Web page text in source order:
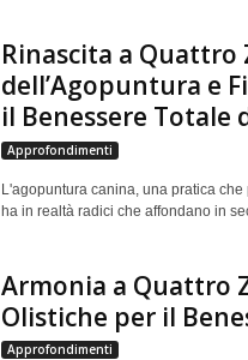
Rinascita a Quattro
dell’Agopuntura e
il Benessere Totale
Approfondimenti
L'agopuntura canina, una pratica
ha in realtà radici che affondano in
Armonia a Quattro
Olistiche per il
Approfondimenti